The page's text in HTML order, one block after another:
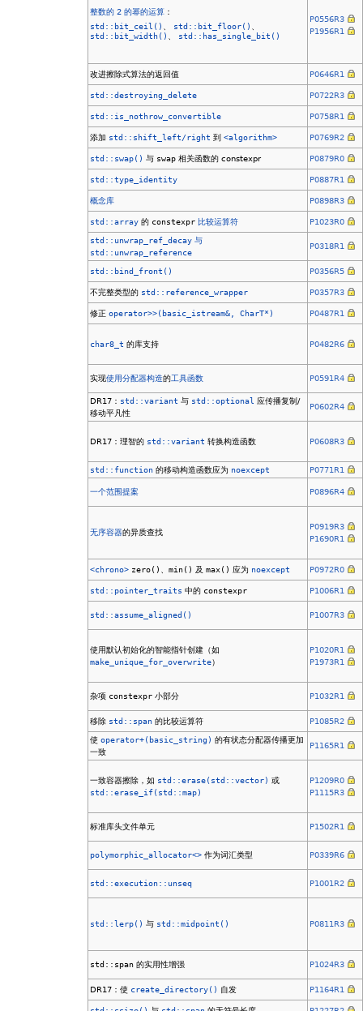
整数的 2 的幂的运算 ：
std::bit_ceil()
std::bit_floor()
std::bit_width()
std::has_single_bit()
P0556R3
P1956R1
改进擦除式算法的返回值 P0646R1
std::destroying_delete P0722R3
std::is_nothrow_convertible P0758R1
添加 std::shift_left/right 到<algorithm> P0769R2
std::swap() 与 swap 相关函数的 constexpr P0879R0
std::type_identity P0887R1
概念库 P0898R3
std::array 的 constexpr 比较运算符
P1023R0
std::unwrap_ref_decay 与
std::unwrap_reference
P0318R1
std::bind_front() P0356R5
不完整类型的 std::reference_wrapper P0357R3
修正operator>>(basic_istream&, CharT*) P0487R1
char8_t 的库支持 P0482R6
实现使用分配器构造的工具函数 P0591R4
DR17： std::variant 与 std::optional 应传播复制/
移动平凡性
P0602R4
DR17：理智的 std::variant 转换构造函数 P0608R3
std::function 的移动构造函数应为 noexcept P0771R1
一个范围提案 P0896R4
无序容器的异质查找
P0919R3
P1690R1
<chrono> zero() 、min() 及max() 应为 noexcept P0972R0
std::pointer_traits 中的 constexpr P1006R1
std::assume_aligned() P1007R3
使用默认初始化的智能指针创建（如
make_unique_for_overwrite）
P1020R1
P1973R1
杂项 constexpr 小部分 P1032R1
移除 std::span 的比较运算符
P1085R2
使operator+(basic_string) 的有状态分配器传播更加
一致
P1165R1
一致容器擦除，如 std::erase(std::vector) 或
std::erase_if(std::map)
P1209R0
P1115R3
标准库头文件单元 P1502R1
polymorphic_allocator<> 作为词汇类型 P0339R6
std::execution::unseq P1001R2
std::lerp() 与 std::midpoint() P0811R3
std::span 的实用性增强 P1024R3
DR17：使 create_directory() 自发 P1164R1